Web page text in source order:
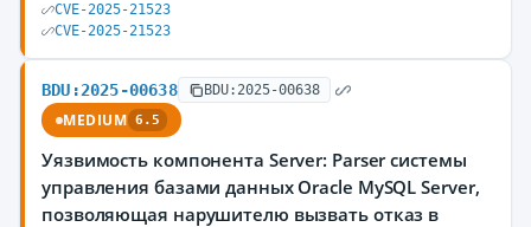
CVE-2025-21523
CVE-2025-21523
BDU:2025-00638 BDU:2025-00638
MEDIUM 6.5
Уязвимость компонента Server: Parser системы
управления базами данных Oracle MySQL Server,
позволяющая нарушителю вызвать отказ в